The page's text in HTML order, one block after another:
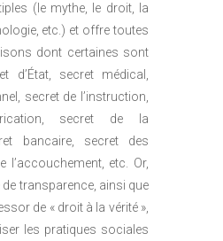
(le mythe, le droit, la
etc.) et offre toutes
dont certaines sont
d’État, secret médical,
secret de l’instruction,
secret de la
bancaire, secret des
l’accouchement, etc. Or,
de transparence, ainsi que
de « droit à la vérité »,
les pratiques sociales